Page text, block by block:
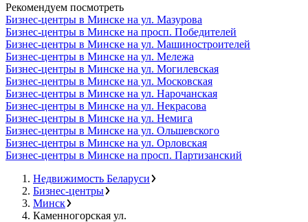
Рекомендуем посмотреть
Бизнес-центры в Минске на ул. Мазурова
Бизнес-центры в Минске на просп. Победителей
Бизнес-центры в Минске на ул. Машиностроителей
Бизнес-центры в Минске на ул. Мележа
Бизнес-центры в Минске на ул. Могилевская
Бизнес-центры в Минске на ул. Московская
Бизнес-центры в Минске на ул. Нарочанская
Бизнес-центры в Минске на ул. Некрасова
Бизнес-центры в Минске на ул. Немига
Бизнес-центры в Минске на ул. Ольшевского
Бизнес-центры в Минске на ул. Орловская
Бизнес-центры в Минске на просп. Партизанский
Недвижимость Беларуси
Бизнес-центры
Минск
Каменногорская ул.